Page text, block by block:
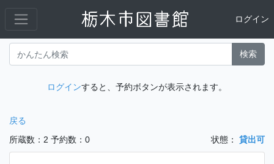
ログイン
検索
ログインすると、予約ボタンが表示されます。
戻る
所蔵数：2 予約数：0 状態： 貸出可